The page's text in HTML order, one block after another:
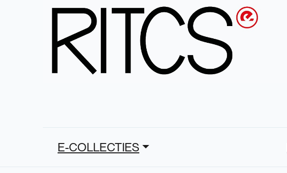
E-COLLECTIES